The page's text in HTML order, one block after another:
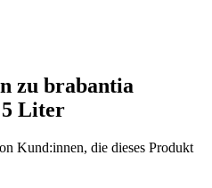
zu brabantia
5 Liter
Kund:innen, die dieses Produkt